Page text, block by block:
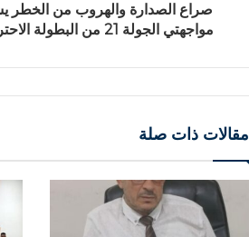
صراع الصدارة والهروب من الخطر
مواجهتي الجولة 21 من البطولة الاحترافية
مقالات ذات صلة